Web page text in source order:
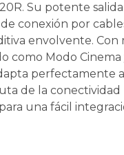
Su potente
conexión por
envolvente. Con
como Modo Cinema
perfectamente
de la
una fácil